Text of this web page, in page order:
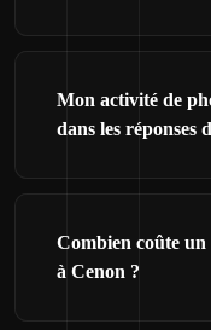
Mon activité de
dans les réponses
Combien coûte
à Cenon ?